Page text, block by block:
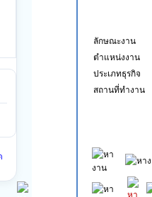
ลักษณะงาน
ตำแหน่งงาน
ประเภทธุรกิจ
สถานที่ทำงาน